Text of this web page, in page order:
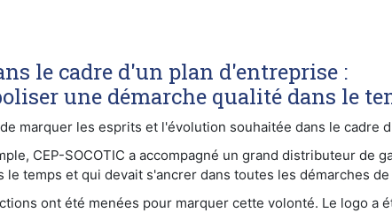
le cadre d'un plan d'entreprise :
une démarche qualité dans le
marquer les esprits et l'évolution souhaitée dans le cadre
CEP-SOCOTIC a accompagné un grand distributeur de
le temps et qui devait s'ancrer dans toutes les démarches
ont été menées pour marquer cette volonté. Le logo a